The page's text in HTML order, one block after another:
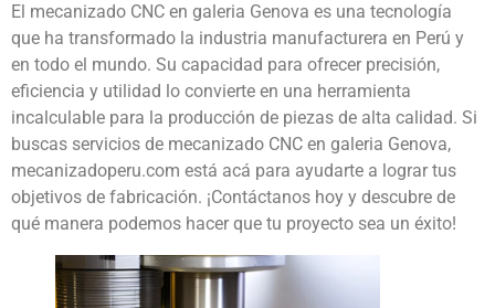
El mecanizado CNC en galeria Genova es una tecnología
que ha transformado la industria manufacturera en Perú y
en todo el mundo. Su capacidad para ofrecer precisión,
eficiencia y utilidad lo convierte en una herramienta
incalculable para la producción de piezas de alta calidad. Si
buscas servicios de mecanizado CNC en galeria Genova,
mecanizadoperu.com está acá para ayudarte a lograr tus
objetivos de fabricación. ¡Contáctanos hoy y descubre de
qué manera podemos hacer que tu proyecto sea un éxito!